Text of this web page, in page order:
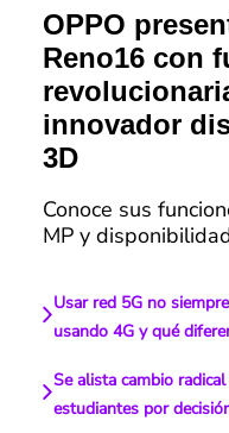
OPPO
Reno16 con
innovador
3D
Conoce sus
MP y
Usar red 5G no
usando 4G y qué
Se alista cambio
estudiantes por